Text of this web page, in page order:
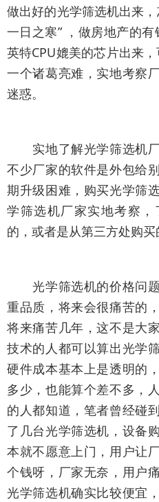
做出好的光学筛选机出来
一日之寒” ，做房地产的
英特CPU媲美的芯片出来
一个诸葛亮难，实地考察
迷惑。
实地了解光学筛选机厂
不少厂家的软件是外包给
期升级困难，购买光学筛
学筛选机厂家实地考察
的，或者是从第三方处购买
光学筛选机的价格问题
重品质，将来会很痛苦的
将来痛苦几年，这不是大
技术的人都可以算出光学
硬件成本基本上是透明的
多少，也能算个差不多，
的人都知道，笔者曾经碰
了几台光学筛选机，设备
本就不愿意上门，用户让
个钱呀，厂家无奈，用户
光学筛选机确实比较便宜